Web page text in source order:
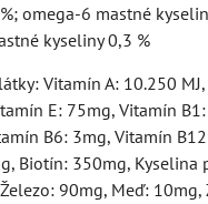
omega-6 mastné
kyseliny 0,3 %
Vitamín A: 10.250
E: 75mg, Vitamín
B6: 3mg, Vitamín
Biotín: 350mg, Kyselina
90mg, Meď: